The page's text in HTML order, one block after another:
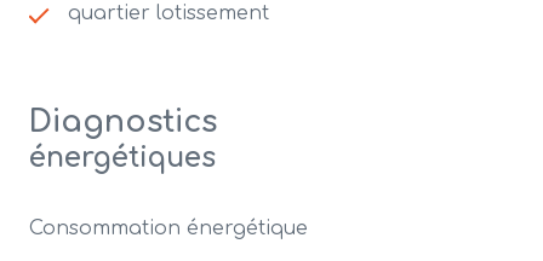
quartier lotissement
Diagnostics
énergétiques
Consommation énergétique